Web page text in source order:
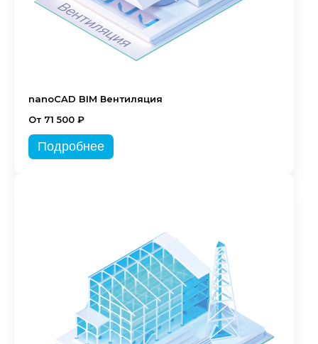
nanoCAD BIM Вентиляция
От 71 500 ₽
Подробнее